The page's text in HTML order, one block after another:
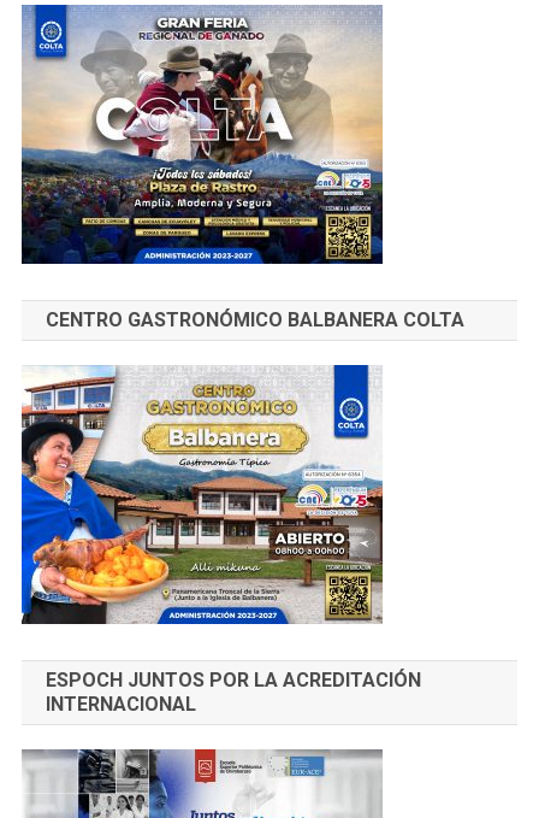
CENTRO GASTRONÓMICO BALBANERA COLTA
ESPOCH JUNTOS POR LA ACREDITACIÓN
INTERNACIONAL